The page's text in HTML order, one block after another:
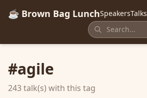
☕ Brown Bag LunchSpeakersTalks
#agile
243 talk(s) with this tag